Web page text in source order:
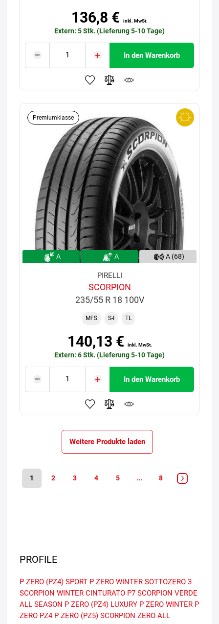
136,8 € inkl. MwSt.
Extern: 5 Stk. (Lieferung 5-10 Tage)
In den Warenkorb
Premiumklasse
A A A (68)
PIRELLI
SCORPION
235/55 R 18 100V
MFS S-I TL
140,13 € inkl. MwSt.
Extern: 6 Stk. (Lieferung 5-10 Tage)
In den Warenkorb
Weitere Produkte laden
1 2 3 4 5 ... 8
PROFILE
P ZERO (PZ4) SPORT P ZERO WINTER SOTTOZERO 3
SCORPION WINTER CINTURATO P7 SCORPION VERDE
ALL SEASON P ZERO (PZ4) LUXURY P ZERO WINTER P
ZERO PZ4 P ZERO (PZ5) SCORPION ZERO ALL